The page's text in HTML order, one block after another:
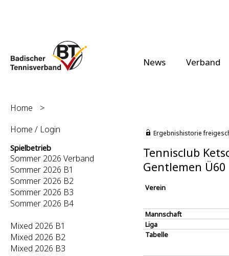
News Verband
Home
>
Home / Login
Spielbetrieb
Sommer 2026 Verband
Sommer 2026 B1
Sommer 2026 B2
Sommer 2026 B3
Sommer 2026 B4
Mixed 2026 B1
Mixed 2026 B2
Mixed 2026 B3
Ergebnishistorie
Tennisclub
Gentlemen
Verein
Mannschaft
Liga
Tabelle